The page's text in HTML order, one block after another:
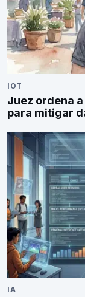
IOT
Juez ordena
para mitigar
IA